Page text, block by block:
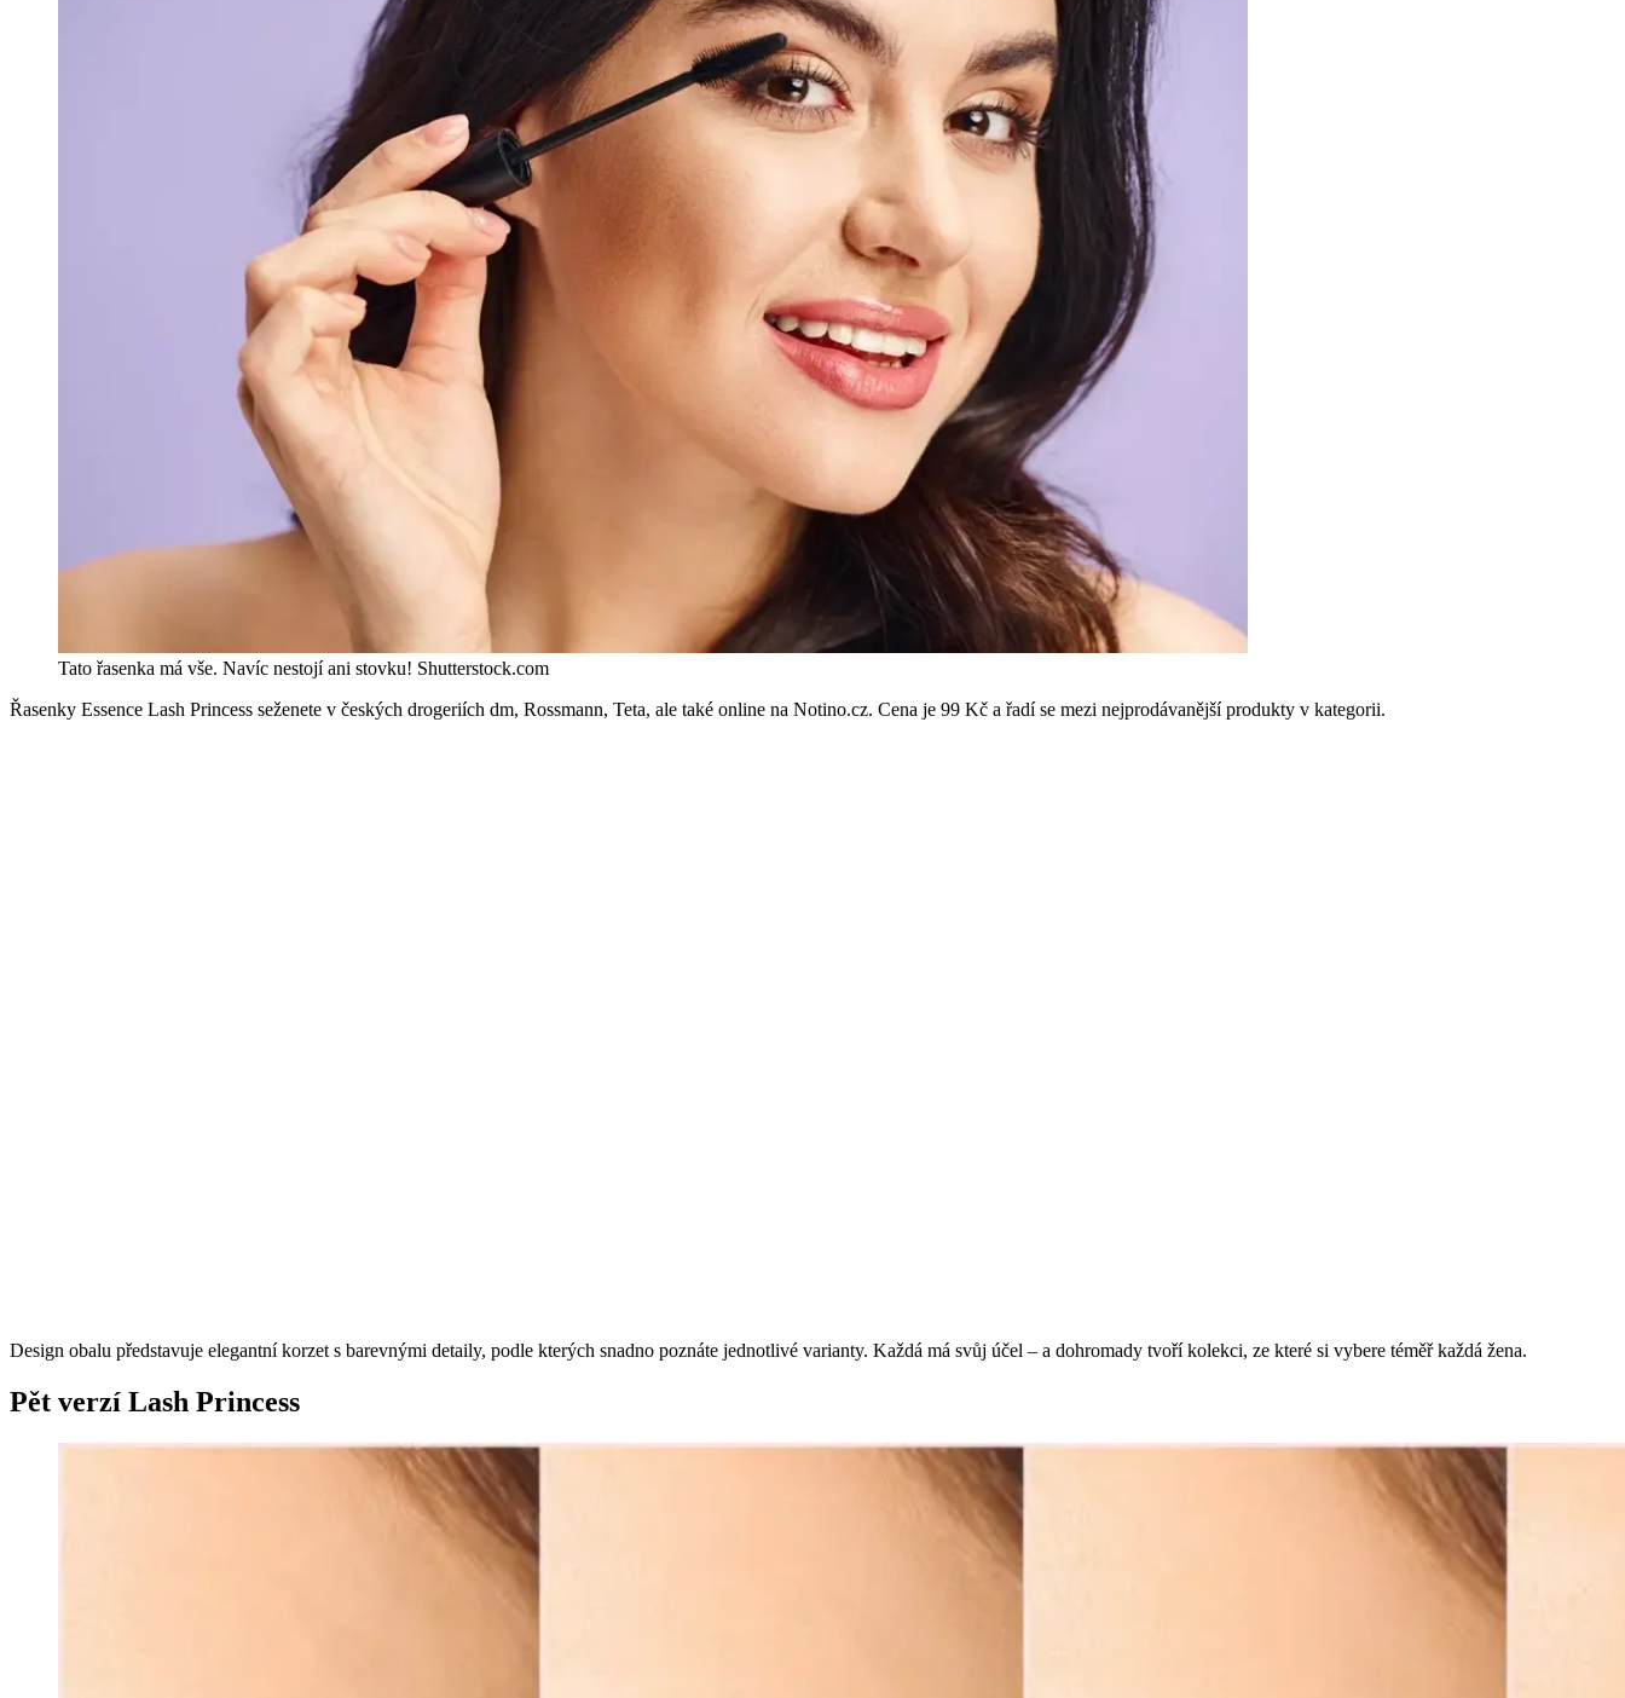
Tato řasenka má vše. Navíc nestojí ani stovku! Shutterstock.com
Řasenky Essence Lash Princess seženete v českých drogeriích dm, Rossmann, Teta, ale také online na Notino.cz. Cena je 99 Kč a řadí se mezi nejprodávanější produkty v kategorii.
Design obalu představuje elegantní korzet s barevnými detaily, podle kterých snadno poznáte jednotlivé varianty. Každá má svůj účel – a dohromady tvoří kolekci, ze které si vybere téměř každá žena.
Pět verzí Lash Princess